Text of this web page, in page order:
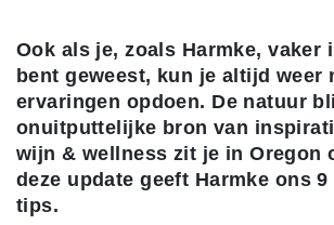
Ook als je, zoals Harmke, vaker
bent geweest, kun je altijd weer
ervaringen opdoen. De natuur
onuitputtelijke bron van
wijn & wellness zit je in Oregon
deze update geeft Harmke ons
tips.